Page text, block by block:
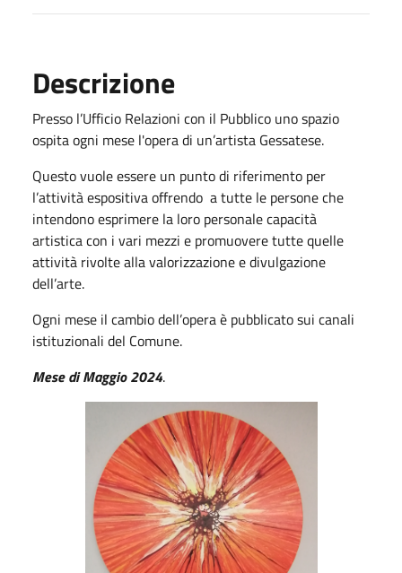
Descrizione
Presso l’Ufficio Relazioni con il Pubblico uno spazio
ospita ogni mese l'opera di un’artista Gessatese.
Questo vuole essere un punto di riferimento per
l’attività espositiva offrendo a tutte le persone che
intendono esprimere la loro personale capacità
artistica con i vari mezzi e promuovere tutte quelle
attività rivolte alla valorizzazione e divulgazione
dell’arte.
Ogni mese il cambio dell’opera è pubblicato sui canali
istituzionali del Comune.
Mese di Maggio 2024.